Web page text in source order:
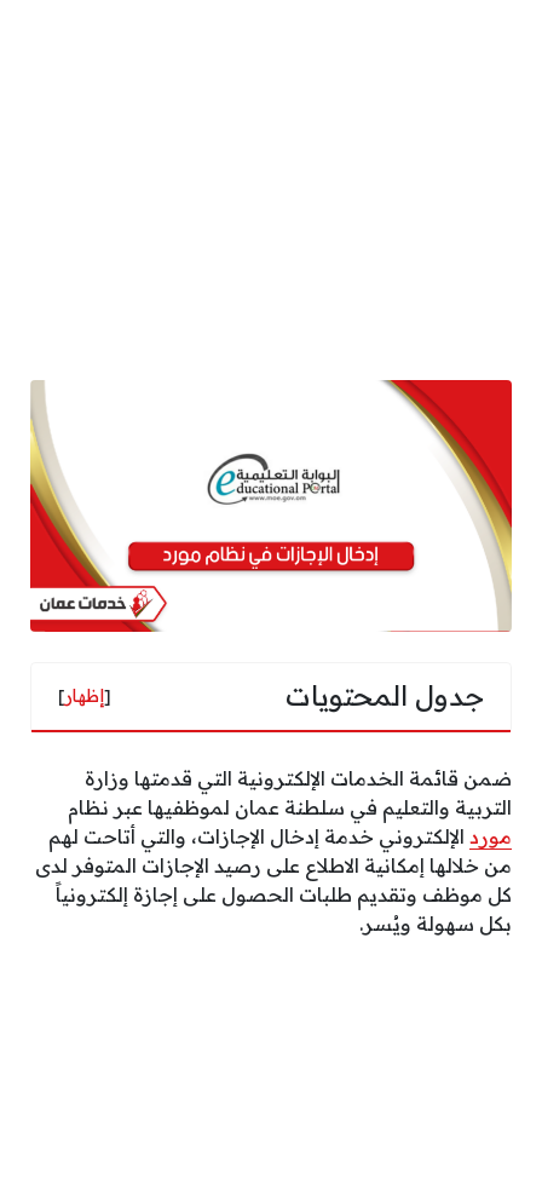
جدول المحتويات [إظهار]
ضمن قائمة الخدمات الإلكترونية التي قدمتها وزارة
التربية والتعليم في سلطنة عمان لموظفيها عبر نظام
مورد الإلكتروني خدمة إدخال الإجازات، والتي أتاحت لهم
من خلالها إمكانية الاطلاع على رصيد الإجازات المتوفر لدى
كل موظف وتقديم طلبات الحصول على إجازة إلكترونياً
بكل سهولة ويُسر.